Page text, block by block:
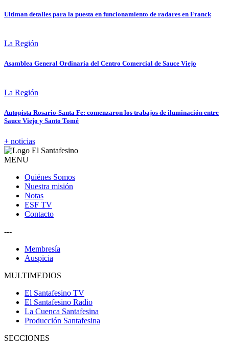
Ultiman detalles para la puesta en funcionamiento de radares en Franck
La Región
Asamblea General Ordinaria del Centro Comercial de Sauce Viejo
La Región
Autopista Rosario-Santa Fe: comenzaron los trabajos de iluminación entre
Sauce Viejo y Santo Tomé
+ noticias
MENU
Quiénes Somos
Nuestra misión
Notas
ESF TV
Contacto
---
Membresía
Auspicia
MULTIMEDIOS
El Santafesino TV
El Santafesino Radio
La Cuenca Santafesina
Producción Santafesina
SECCIONES